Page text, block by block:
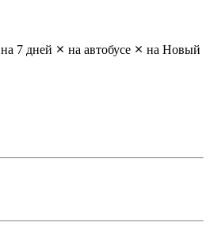
на 7 дней на автобусе
на Новый